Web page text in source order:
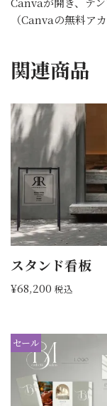
（Canvaの無料ア
関連商品
スタンド看板
¥68,200 税込
セール